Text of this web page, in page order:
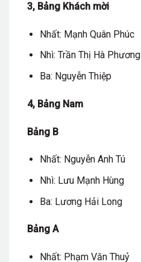
3, Bảng Khách mời
Nhất: Mạnh Quân Phúc
Nhì: Trần Thị Hà Phương
Ba: Nguyễn Thiệp
4, Bảng Nam
Bảng B
Nhất: Nguyễn Anh Tú
Nhì: Lưu Mạnh Hùng
Ba: Lương Hải Long
Bảng A
Nhất: Phạm Văn Thuỷ